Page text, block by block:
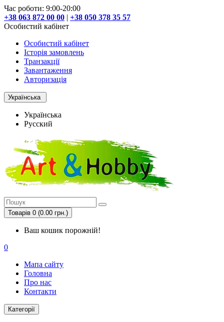
Час роботи: 9:00-20:00
+38 063 872 00 00 | +38 050 378 35 57
Особистий кабінет
Особистий кабінет
Історія замовлень
Транзакції
Завантаження
Авторизація
Українська
Українська
Русский
Товарів 0 (0.00 грн.)
Ваш кошик порожній!
0
Мапа сайту
Головна
Про нас
Контакти
Категорії